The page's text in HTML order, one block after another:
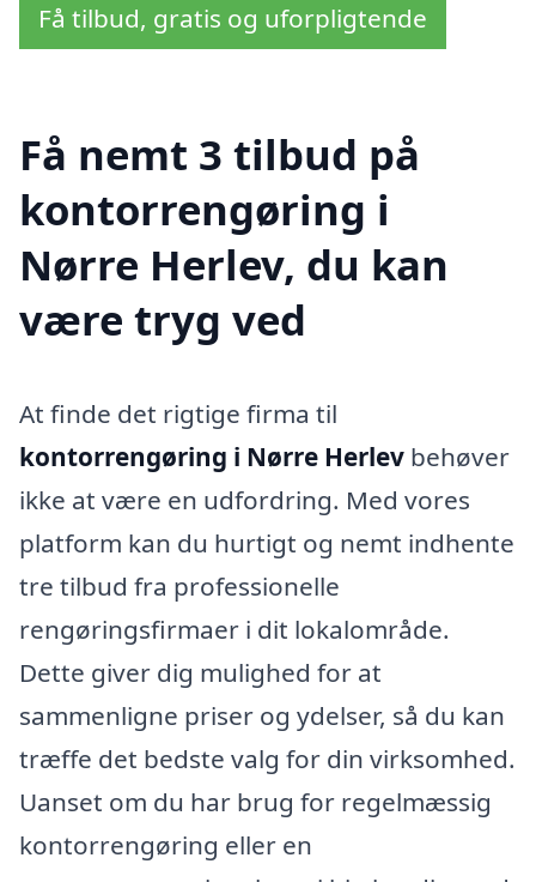
Få tilbud, gratis og uforpligtende
Få nemt 3 tilbud på
kontorrengøring i
Nørre Herlev, du kan
være tryg ved
At finde det rigtige firma til
kontorrengøring i Nørre Herlev behøver
ikke at være en udfordring. Med vores
platform kan du hurtigt og nemt indhente
tre tilbud fra professionelle
rengøringsfirmaer i dit lokalområde.
Dette giver dig mulighed for at
sammenligne priser og ydelser, så du kan
træffe det bedste valg for din virksomhed.
Uanset om du har brug for regelmæssig
kontorrengøring eller en